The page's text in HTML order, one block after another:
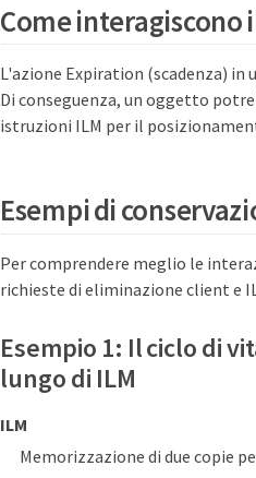
Come interagiscono
L'azione Expiration (scadenza) in
Di conseguenza, un oggetto
istruzioni ILM per il
Esempi di
Per comprendere meglio le
richieste di eliminazione client e
Esempio 1: Il ciclo di
lungo di ILM
ILM
Memorizzazione di due copie